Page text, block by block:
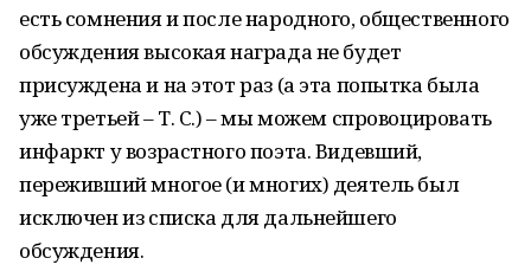
есть сомнения и после народного, общественного
обсуждения высокая награда не будет
присуждена и на этот раз (а эта попытка была
уже третьей – Т. С.) – мы можем спровоцировать
инфаркт у возрастного поэта. Видевший,
переживший многое (и многих) деятель был
исключен из списка для дальнейшего
обсуждения.